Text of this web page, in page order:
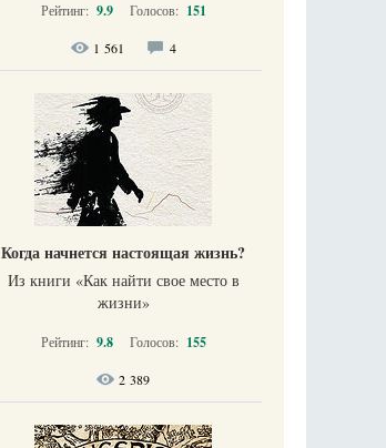
Рейтинг: 9.9 Голосов: 151
1 561 4
Когда начнется настоящая жизнь?
Из книги «Как найти свое место в
жизни​»
Рейтинг: 9.8 Голосов: 155
2 389